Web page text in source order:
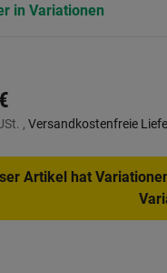
in Variationen
, Versandkostenfreie
Artikel hat